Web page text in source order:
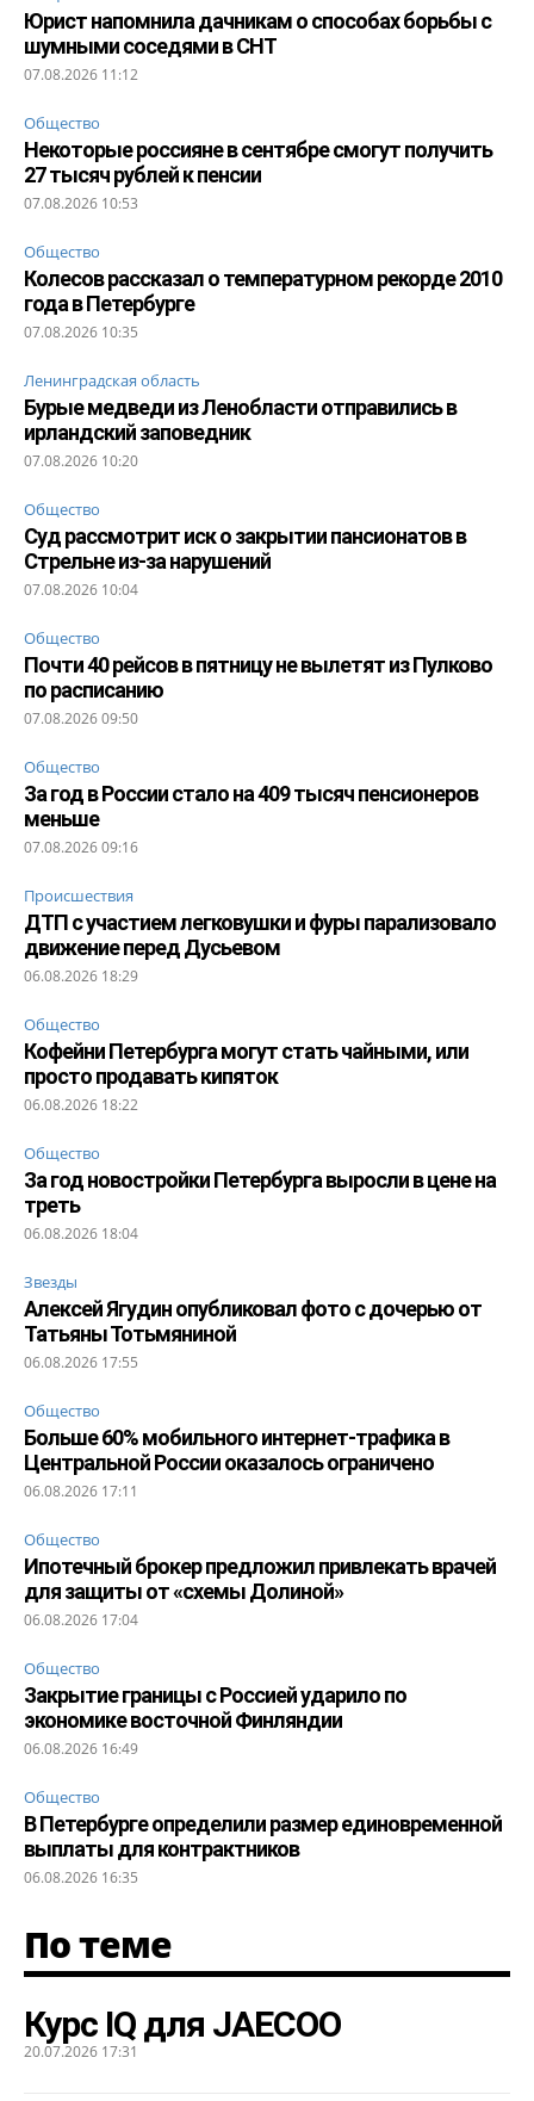
Юрист напомнила дачникам о способах борьбы с
шумными соседями в СНТ
07.08.2026 11:12
Общество
Некоторые россияне в сентябре смогут получить
27 тысяч рублей к пенсии
07.08.2026 10:53
Общество
Колесов рассказал о температурном рекорде 2010
года в Петербурге
07.08.2026 10:35
Ленинградская область
Бурые медведи из Ленобласти отправились в
ирландский заповедник
07.08.2026 10:20
Общество
Суд рассмотрит иск о закрытии пансионатов в
Стрельне из-за нарушений
07.08.2026 10:04
Общество
Почти 40 рейсов в пятницу не вылетят из Пулково
по расписанию
07.08.2026 09:50
Общество
За год в России стало на 409 тысяч пенсионеров
меньше
07.08.2026 09:16
Происшествия
ДТП с участием легковушки и фуры парализовало
движение перед Дусьевом
06.08.2026 18:29
Общество
Кофейни Петербурга могут стать чайными, или
просто продавать кипяток
06.08.2026 18:22
Общество
За год новостройки Петербурга выросли в цене на
треть
06.08.2026 18:04
Звезды
Алексей Ягудин опубликовал фото с дочерью от
Татьяны Тотьмяниной
06.08.2026 17:55
Общество
Больше 60% мобильного интернет-трафика в
Центральной России оказалось ограничено
06.08.2026 17:11
Общество
Ипотечный брокер предложил привлекать врачей
для защиты от «схемы Долиной»
06.08.2026 17:04
Общество
Закрытие границы с Россией ударило по
экономике восточной Финляндии
06.08.2026 16:49
Общество
В Петербурге определили размер единовременной
выплаты для контрактников
06.08.2026 16:35
По теме
Курс IQ для JAECOO
20.07.2026 17:31